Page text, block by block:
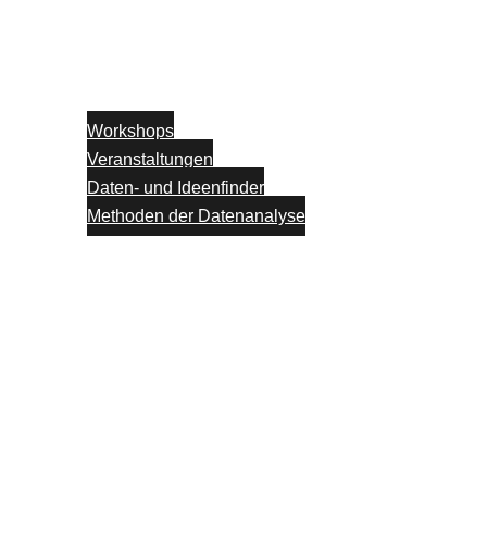
Workshops
Veranstaltungen
Daten- und Ideenfinder
Methoden der Datenanalyse